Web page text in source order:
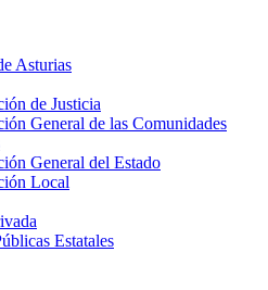
Asturias
de Justicia
General de las Comunidades
General del Estado
Local
Estatales